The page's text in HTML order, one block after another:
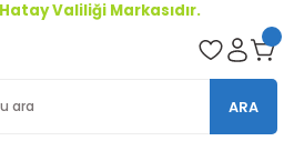
Valiliği Markasıdır.
ARA